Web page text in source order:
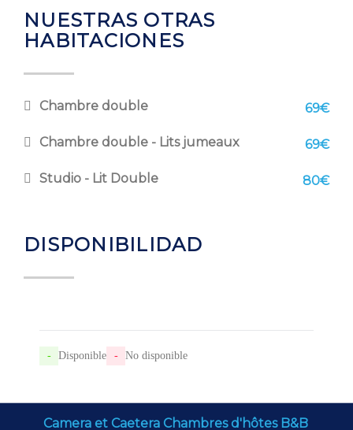
NUESTRAS OTRAS
HABITACIONES
Chambre double 69€
Chambre double - Lits jumeaux 69€
Studio - Lit Double 80€
DISPONIBILIDAD
- Disponible - No disponible
Camera et Caetera Chambres d'hôtes B&B